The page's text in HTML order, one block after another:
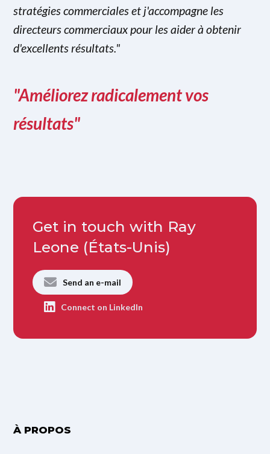
stratégies commerciales et j'accompagne les
directeurs commerciaux pour les aider à obtenir
d'excellents résultats."
"Améliorez radicalement vos
résultats"
Get in touch with Ray
Leone (États-Unis)
Send an e-mail
Connect on LinkedIn
À PROPOS